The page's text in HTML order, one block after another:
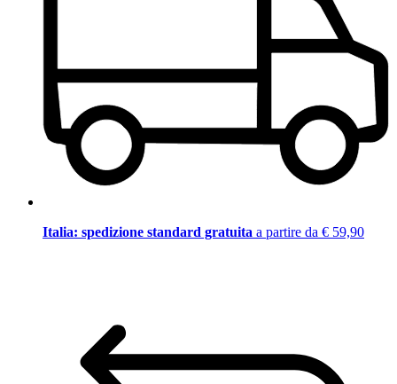
Italia: spedizione standard gratuita a partire da € 59,90